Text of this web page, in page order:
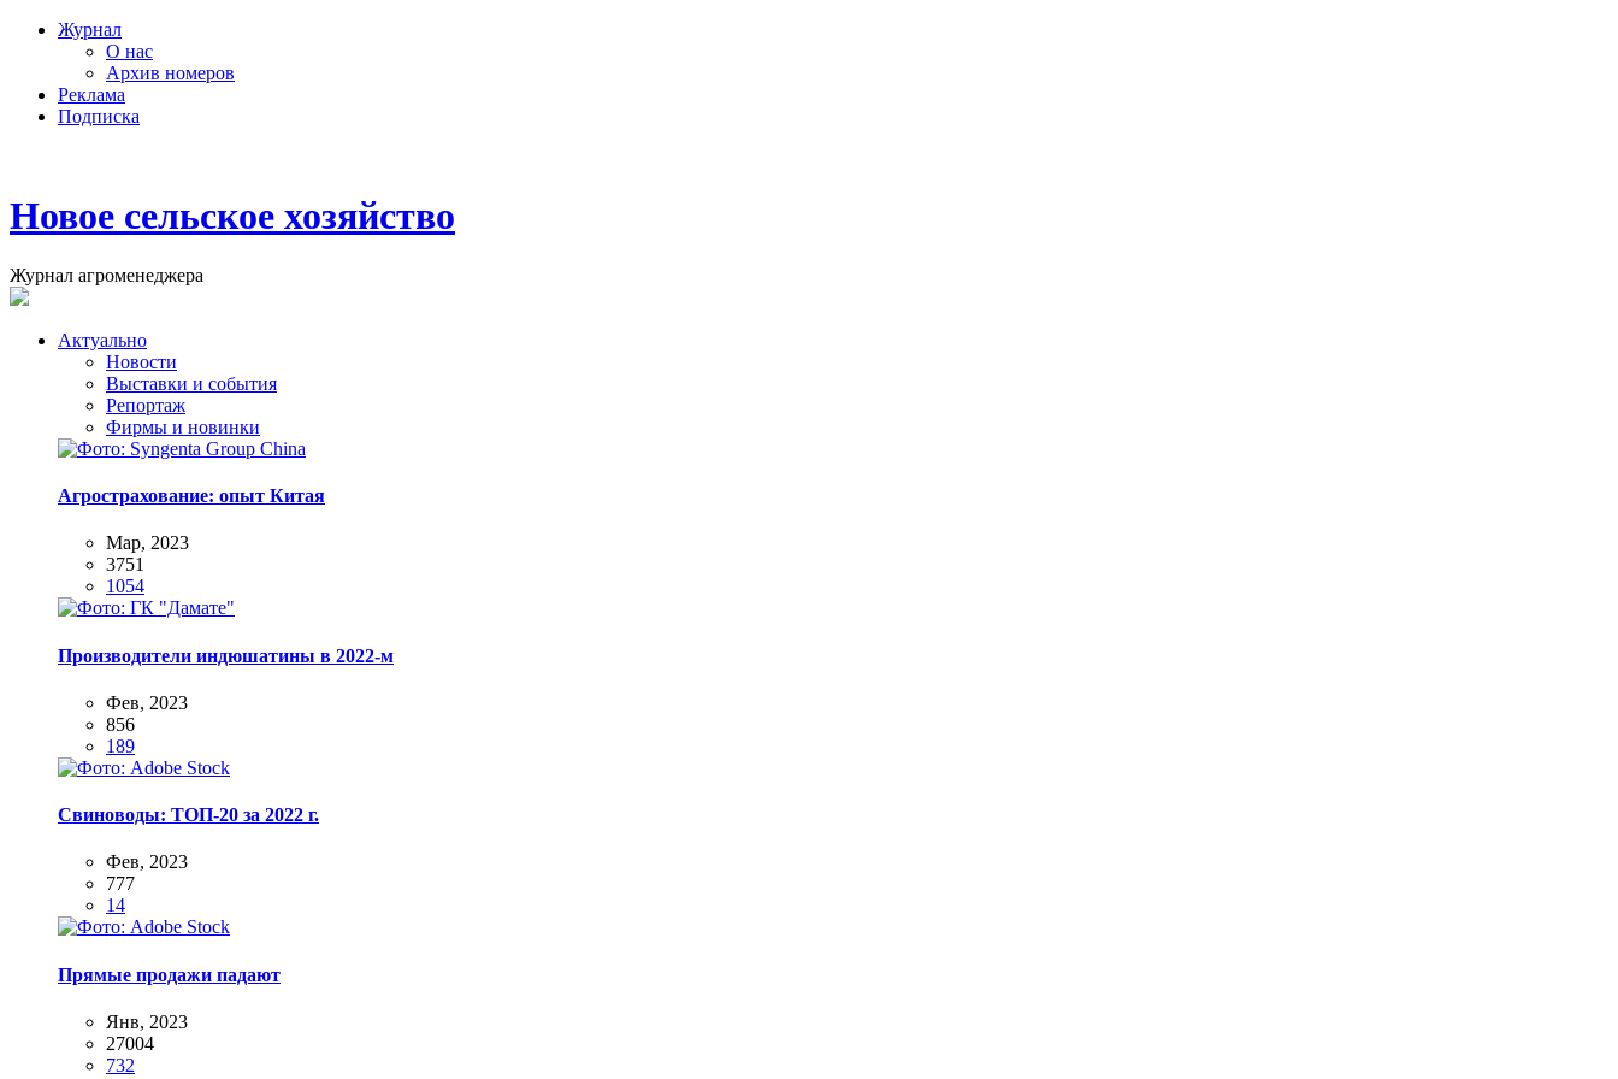
Журнал
О нас
Архив номеров
Реклама
Подписка
Новое сельское хозяйство
Журнал агроменеджера
Актуально
Новости
Выставки и события
Репортаж
Фирмы и новинки
Агрострахование: опыт Китая
Мар, 2023
3751
1054
Производители индюшатины в 2022-м
Фев, 2023
856
189
Свиноводы: ТОП-20 за 2022 г.
Фев, 2023
777
14
Прямые продажи падают
Янв, 2023
27004
732